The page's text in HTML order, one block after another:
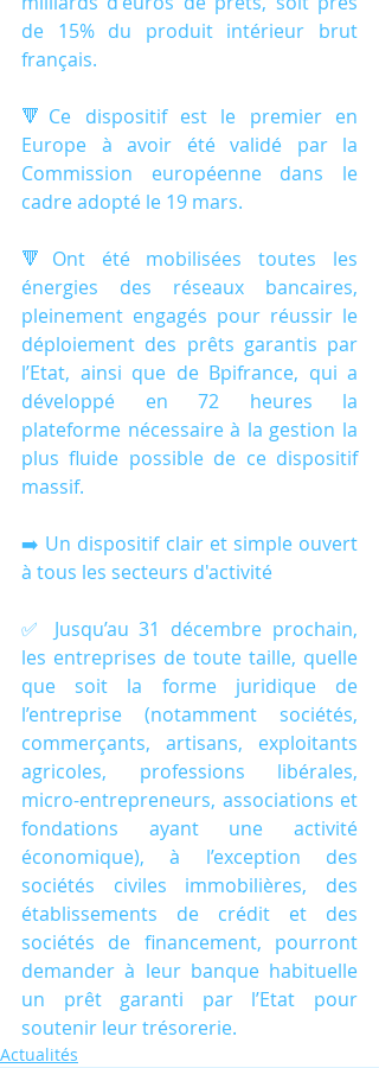
de 15% du produit intérieur brut
français.
🔻Ce dispositif est le premier en
Europe à avoir été validé par la
Commission européenne dans le
cadre adopté le 19 mars.
🔻Ont été mobilisées toutes les
énergies des réseaux bancaires,
pleinement engagés pour réussir le
déploiement des prêts garantis par
l’Etat, ainsi que de Bpifrance, qui a
développé en 72 heures la
plateforme nécessaire à la gestion la
plus fluide possible de ce dispositif
massif.
➡️ Un dispositif clair et simple ouvert
à tous les secteurs d'activité
✅ Jusqu’au 31 décembre prochain,
les entreprises de toute taille, quelle
que soit la forme juridique de
l’entreprise (notamment sociétés,
commerçants, artisans, exploitants
agricoles, professions libérales,
micro-entrepreneurs, associations et
fondations ayant une activité
économique), à l’exception des
sociétés civiles immobilières, des
établissements de crédit et des
sociétés de financement, pourront
demander à leur banque habituelle
un prêt garanti par l’Etat pour
soutenir leur trésorerie.
Actualités